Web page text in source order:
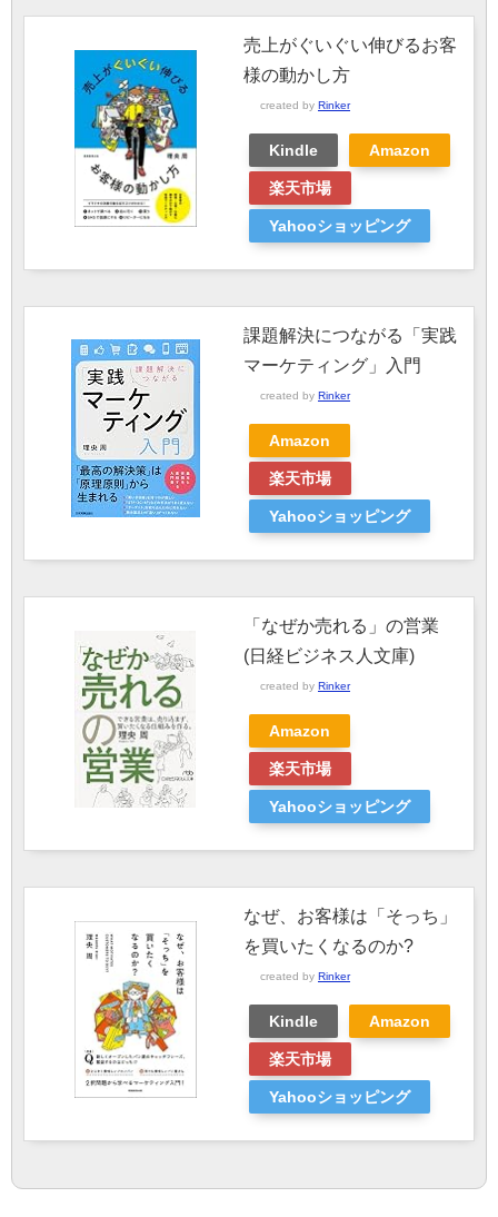
売上がぐいぐい伸びるお客
様の動かし方
created by Rinker
Kindle Amazon
楽天市場
Yahooショッピング
課題解決につながる「実践
マーケティング」入門
created by Rinker
Amazon
楽天市場
Yahooショッピング
「なぜか売れる」の営業
(日経ビジネス人文庫)
created by Rinker
Amazon
楽天市場
Yahooショッピング
なぜ、お客様は「そっち」
を買いたくなるのか?
created by Rinker
Kindle Amazon
楽天市場
Yahooショッピング